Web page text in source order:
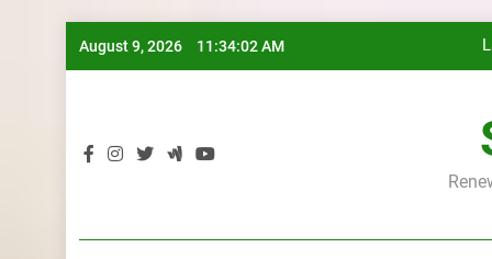
August 9, 2026 11:34:03 AM